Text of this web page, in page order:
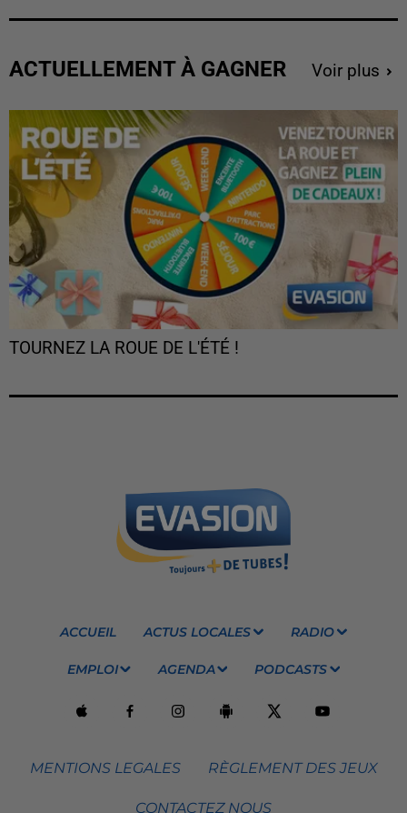
ACTUELLEMENT À GAGNER Voir plus
TOURNEZ LA ROUE DE L'ÉTÉ !
ACCUEIL ACTUS LOCALES RADIO
EMPLOI AGENDA PODCASTS
MENTIONS LEGALES RÈGLEMENT DES JEUX
CONTACTEZ NOUS